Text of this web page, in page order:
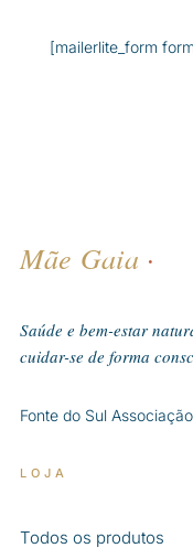
[mailerlite_form
Mãe Gaia ·
Saúde e bem-estar
cuidar-se de forma
Fonte do Sul
LOJA
Todos os produtos